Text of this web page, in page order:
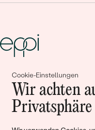
Cookie-Einstellungen
Wir achten
Privatsphäre
Gemeinsam
Geschichten
Liebe